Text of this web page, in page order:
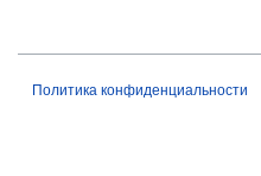
Политика конфиденциальности